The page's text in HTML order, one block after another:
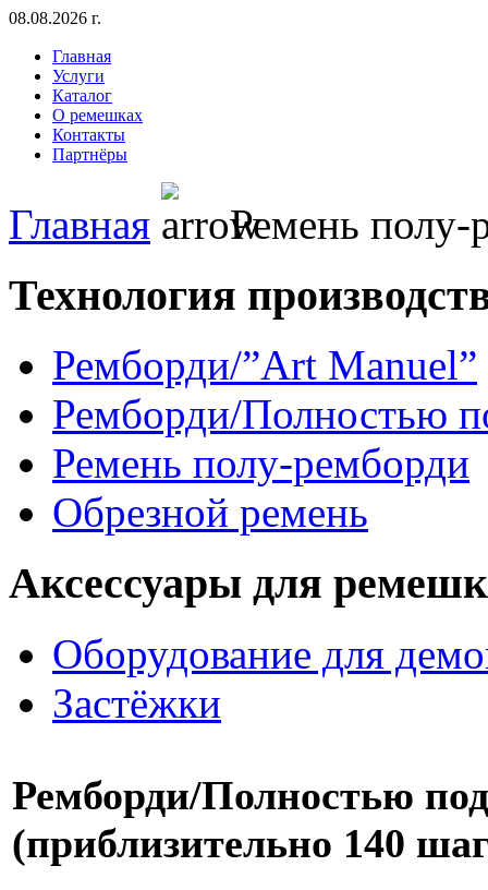
08.08.2026 г.
Главная
Услуги
Каталог
О pемешках
Контакты
Партнёры
Главная Ремень полу-
Технология
Ремборди/”Art Manuel”
Ремборди/Полностью
Ремень полу-ремборди
Обрезной ремень
Аксессуары для
Оборудование для
Застёжки
Ремборди/Полностью
(приблизительно 140